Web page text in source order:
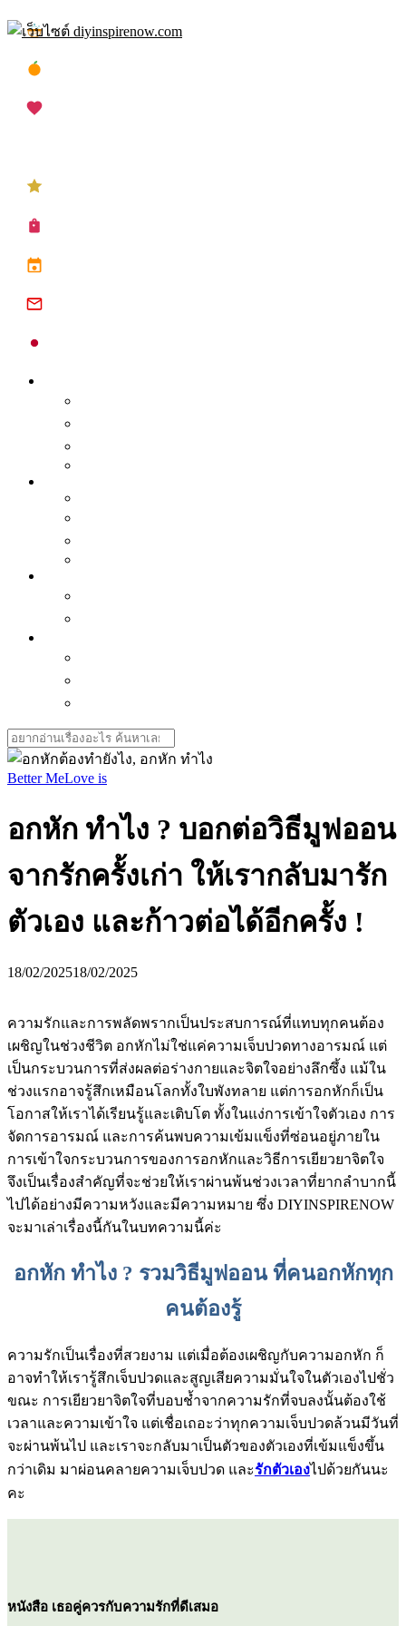
Skip
content
เทศกาลสงกรานต์
Search
for:
Better MeLove is
อกหัก ทำไง ? บอกต่อวิธีมูฟออน
จากรักครั้งเก่า ให้เรากลับมารัก
ตัวเอง และก้าวต่อได้อีกครั้ง !
18/02/202518/02/2025
ความรักและการพลัดพรากเป็นประสบการณ์ที่แทบทุกคนต้อง
เผชิญในช่วงชีวิต อกหักไม่ใช่แค่ความเจ็บปวดทางอารมณ์ แต่
เป็นกระบวนการที่ส่งผลต่อร่างกายและจิตใจอย่างลึกซึ้ง แม้ใน
ช่วงแรกอาจรู้สึกเหมือนโลกทั้งใบพังทลาย แต่การอกหักก็เป็น
โอกาสให้เราได้เรียนรู้และเติบโต ทั้งในแง่การเข้าใจตัวเอง การ
จัดการอารมณ์ และการค้นพบความเข้มแข็งที่ซ่อนอยู่ภายใน
การเข้าใจกระบวนการของการอกหักและวิธีการเยียวยาจิตใจ
จึงเป็นเรื่องสำคัญที่จะช่วยให้เราผ่านพ้นช่วงเวลาที่ยากลำบากนี้
ไปได้อย่างมีความหวังและมีความหมาย ซึ่ง DIYINSPIRENOW
จะมาเล่าเรื่องนี้กันในบทความนี้ค่ะ
อกหัก ทำไง ? รวมวิธีมูฟออน ที่คนอกหักทุก
คนต้องรู้
ความรักเป็นเรื่องที่สวยงาม แต่เมื่อต้องเผชิญกับความอกหัก ก็
อาจทำให้เรารู้สึกเจ็บปวดและสูญเสียความมั่นใจในตัวเองไปชั่ว
ขณะ การเยียวยาจิตใจที่บอบช้ำจากความรักที่จบลงนั้นต้องใช้
เวลาและความเข้าใจ แต่เชื่อเถอะว่าทุกความเจ็บปวดล้วนมีวันที่
จะผ่านพ้นไป และเราจะกลับมาเป็นตัวของตัวเองที่เข้มแข็งขึ้น
กว่าเดิม มาผ่อนคลายความเจ็บปวด และรักตัวเองไปด้วยกันนะ
คะ
หนังสือ เธอคู่ควรกับความรักที่ดีเสมอ